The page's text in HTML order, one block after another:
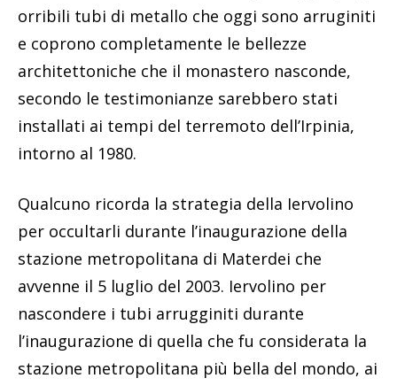
orribili tubi di metallo che oggi sono arruginiti
e coprono completamente le bellezze
architettoniche che il monastero nasconde,
secondo le testimonianze sarebbero stati
installati ai tempi del terremoto dell’Irpinia,
intorno al 1980.
Qualcuno ricorda la strategia della Iervolino
per occultarli durante l’inaugurazione della
stazione metropolitana di Materdei che
avvenne il 5 luglio del 2003. Iervolino per
nascondere i tubi arrugginiti durante
l’inaugurazione di quella che fu considerata la
stazione metropolitana più bella del mondo, ai